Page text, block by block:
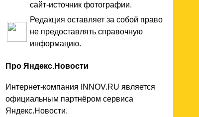
сайт-источник фотографии.
Редакция оставляет за собой право
не предоставлять справочную
информацию.
Про Яндекс.Новости
Интернет-компания INNOV.RU является
официальным партнёром сервиса
Яндекс.Новости.